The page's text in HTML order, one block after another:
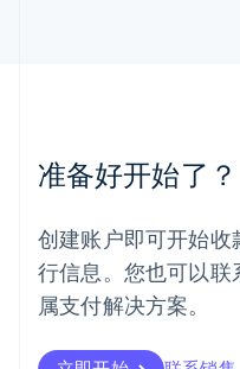
准备好开始了？
创建账户即可开始收
行信息。您也可以
属支付解决方案。
挪威
葡萄牙
Português English
日本
日本語English
瑞典